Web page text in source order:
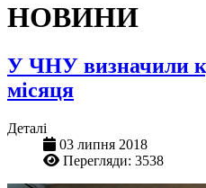
НОВИНИ
У ЧНУ визначили
місяця
Деталі
03 липня 2018
Перегляди: 3538